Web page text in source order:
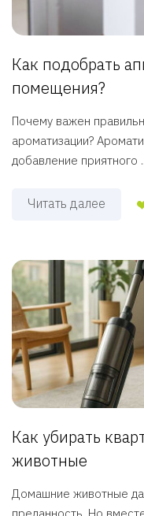
Как подобрать
помещения?
Почему важен
ароматизации?
добавление приятного
Читать далее
Как убирать
животные
Домашние животные